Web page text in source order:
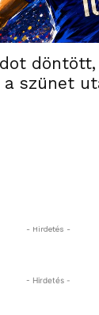
döntött,
a szünet
- Hirdetés -
- Hirdetés -